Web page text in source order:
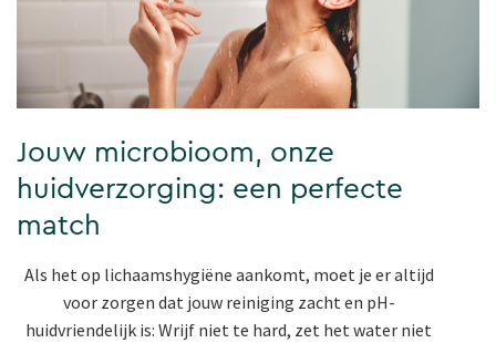
Jouw microbioom, onze
huidverzorging: een perfecte
match
Als het op lichaamshygiëne aankomt, moet je er altijd
voor zorgen dat jouw reiniging zacht en pH-
huidvriendelijk is: Wrijf niet te hard, zet het water niet